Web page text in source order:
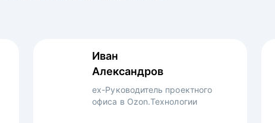
Иван
Александров
ex-Руководитель проектного
офиса в Ozon.Технологии